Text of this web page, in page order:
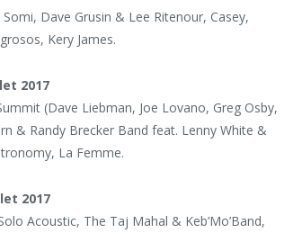
Dave Grusin & Lee Ritenour, Casey,
Kery James.
2017
(Dave Liebman, Joe Lovano, Greg Osby,
& Randy Brecker Band feat. Lenny White &
La Femme.
2017
Acoustic, The Taj Mahal & Keb’Mo’Band,